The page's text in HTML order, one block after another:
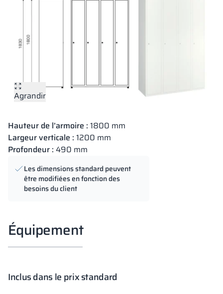
Agrandir
Hauteur de l’armoire : 1800 mm
Largeur verticale : 1200 mm
Profondeur : 490 mm
Les dimensions standard peuvent
être modifiées en fonction des
besoins du client
Équipement
Inclus dans le prix standard